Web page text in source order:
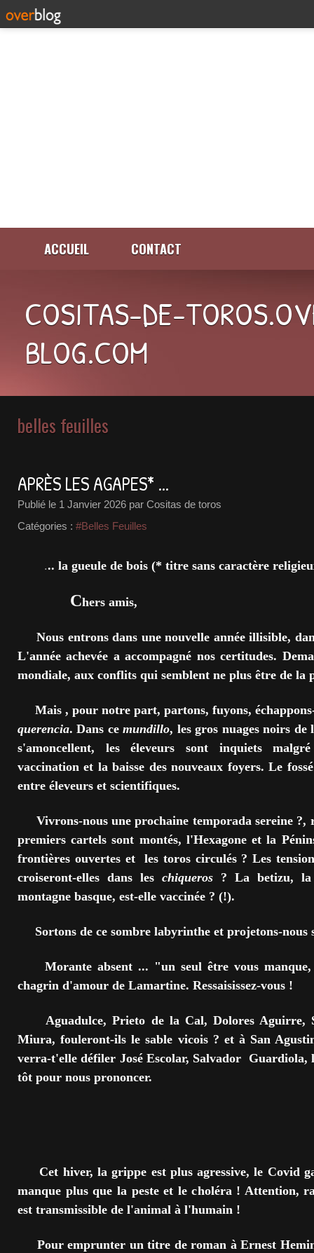
ACCUEIL CONTACT
COSITAS-DE-
BLOG.COM
belles feuilles
APRÈS LES AGAPES* ...
Publié le 1 Janvier 2026 par Cositas de toros
Catégories : #Belles Feuilles
... la gueule de bois (* titre sans caractère
Chers amis,
Nous entrons dans une nouvelle année illisible,
L'année achevée a accompagné nos certitudes.
mondiale, aux conflits qui semblent ne plus être de la
Mais , pour notre part, partons, fuyons,
querencia. Dans cemundillo, les gros nuages noirs
s'amoncellent, les éleveurs sont inquiets
vaccination et la baisse des nouveaux foyers. Le
entre éleveurs et scientifiques.
Vivrons-nous une prochaine temporada sereine ?,
premiers cartels sont montés, l'Hexagone et la
frontières ouvertes et les toros circulés ? Les
croiseront-elles dans les chiqueros ? La betizu, la
montagne basque, est-elle vaccinée ? (!).
Sortons de ce sombre labyrinthe et projetons-nous
Morante absent ... "un seul être vous manque,
chagrin d'amour de Lamartine. Ressaisissez-vous !
Aguadulce, Prieto de la Cal, Dolores Aguirre,
Miura, fouleront-ils le sable vicois ? et à San
verra-t'elle défiler José Escolar, Salvador Guardiola,
tôt pour nous prononcer.
Cet hiver, la grippe est plus agressive, le Covid
manque plus que la peste et le choléra ! Attention,
est transmissible de l'animal à l'humain !
Pour emprunter un titre de roman à Ernest